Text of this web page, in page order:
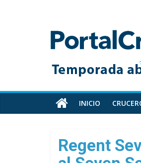
Toda
información
cruceros
en
un
sitio
INICIO
Regent